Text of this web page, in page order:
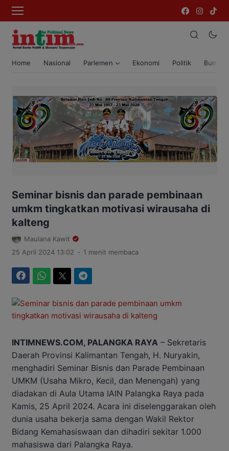
Home Nasional Parlemen Ekonomi Politik Bumi
Seminar bisnis dan parade pembinaan
umkm tingkatkan motivasi wirausaha di
kalteng
Maulana Kawit
25 April 2024 13:02 . 1 menit membaca
INTIMNEWS.COM, PALANGKA RAYA – Sekretaris
Daerah Provinsi Kalimantan Tengah, H. Nuryakin,
menghadiri Seminar Bisnis dan Parade Pembinaan
UMKM (Usaha Mikro, Kecil, dan Menengah) yang
diadakan di Aula Utama IAIN Palangka Raya pada
Kamis, 25 April 2024. Acara ini diselenggarakan oleh
dunia usaha bekerja sama dengan Wakil Rektor
Bidang Kemahasiswaan dan dihadiri sekitar 1.000
mahasiswa dari Palangka Raya.